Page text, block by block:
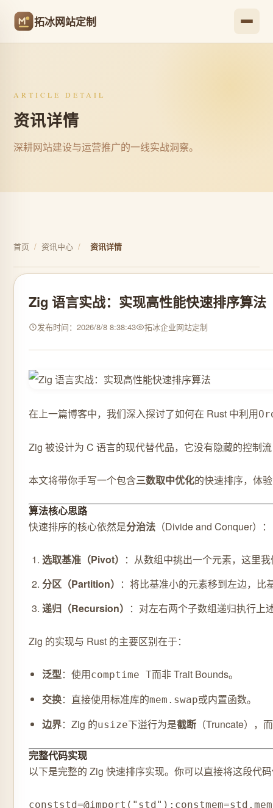
拓冰网站定制
ARTICLE DETAIL
资讯详情
深耕网站建设与运营推广的一线实战洞察。
首页 / 资讯中心 / 资讯详情
Zig 语言实战：实现高性能快速排序算法
发布时间：2026/8/8 8:38:43 拓冰企业网站定制
在上一篇博客中，我们深入探讨了如何在 Rust 中利用
Zig 被设计为 C 语言的现代替代品，它没有隐藏的控制
本文将带你手写一个包含三数取中优化的快速排序，体
算法核心思路
快速排序的核心依然是分治法 （Divide and Conquer）：
选取基准（Pivot） ：从数组中挑出一个元素，这里
分区（Partition） ：将比基准小的元素移到左边，比
递归（Recursion） ：对左右两个子数组递归执行上
Zig 的实现与 Rust 的主要区别在于：
泛型：使用comptime T而非 Trait Bounds。
交换：直接使用标准库的mem.swap或内置函数。
边界：Zig 的usize下溢行为是截断 （Truncate），
完整代码实现
以下是完整的 Zig 快速排序实现。你可以直接将这段代
conststd=@import ( "std" ) ; constmem=std . mem